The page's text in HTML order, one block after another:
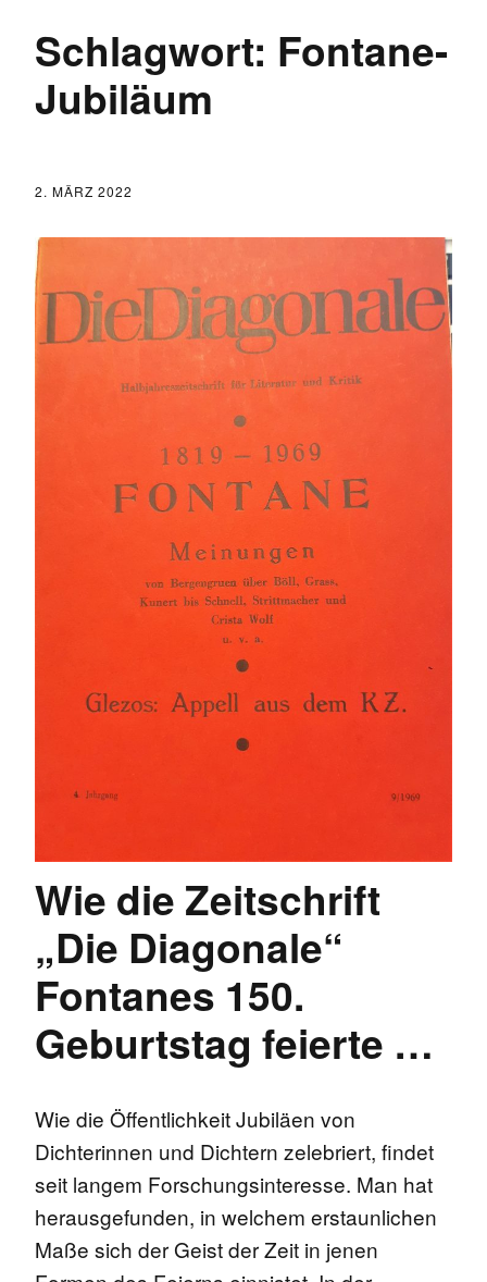
Schlagwort: Fontane-
Jubiläum
2. MÄRZ 2022
Wie die Zeitschrift
„Die Diagonale“
Fontanes 150.
Geburtstag feierte …
Wie die Öffentlichkeit Jubiläen von
Dichterinnen und Dichtern zelebriert, findet
seit langem Forschungsinteresse. Man hat
herausgefunden, in welchem erstaunlichen
Maße sich der Geist der Zeit in jenen